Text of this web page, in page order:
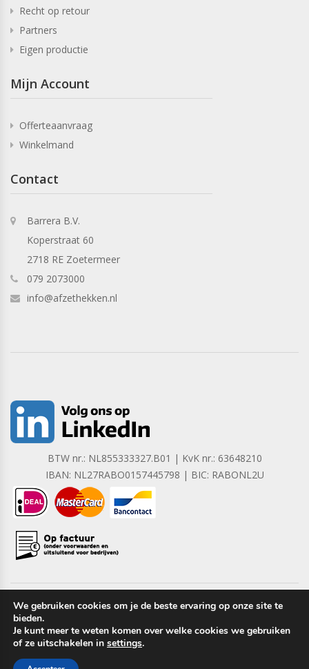
Recht op retour
Partners
Eigen productie
Mijn Account
Offerteaanvraag
Winkelmand
Contact
Barrera B.V.
Koperstraat 60
2718 RE Zoetermeer
079 2073000
info@afzethekken.nl
BTW nr.: NL855333327.B01 | KvK nr.: 63648210
IBAN: NL27RABO0157445798 | BIC: RABONL2U
Copyright © 2023 Barrera B.V. Alle rechten voorbehouden.
We gebruiken cookies om je de beste ervaring op onze site te
bieden.
Je kunt meer te weten komen over welke cookies we gebruiken
of ze uitschakelen in settings.